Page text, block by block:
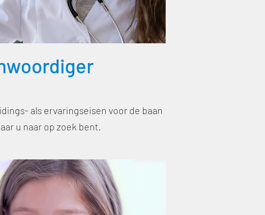
als ervaringseisen voor de baan
u naar op zoek bent.